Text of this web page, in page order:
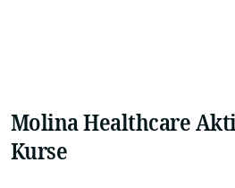
Molina Healthcare
Kurse